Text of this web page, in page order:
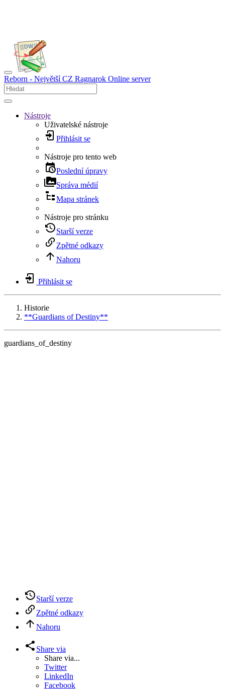
Reborn - Největší CZ Ragnarok Online server
Nástroje
Uživatelské nástroje
Přihlásit se
Nástroje pro tento web
Poslední úpravy
Správa médií
Mapa stránek
Nástroje pro stránku
Starší verze
Zpětné odkazy
Nahoru
Přihlásit se
Historie
**Guardians of Destiny**
guardians_of_destiny
Starší verze
Zpětné odkazy
Nahoru
Share via
Share via...
Twitter
LinkedIn
Facebook